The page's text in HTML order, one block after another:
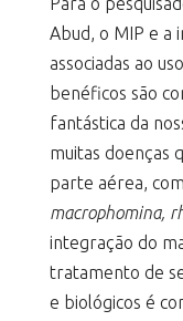
Abud, o MIP e a
associadas ao
benéficos são
fantástica da
muitas doenças
parte aérea,
macrophomina,
integração do
tratamento de
e biológicos é